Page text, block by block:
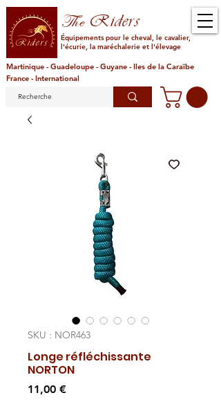
TheRiders
Équipements pour le cheval, le cavalier,
l'écurie, la maréchalerie et l'élevage
Martinique - Guadeloupe - Guyane - Iles de la Caraïbe
France - International
SKU : NOR463
Longe réfléchissante
NORTON
11,00 €Prix